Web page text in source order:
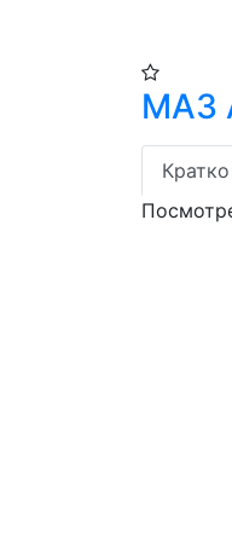
МАЗ
Кратко